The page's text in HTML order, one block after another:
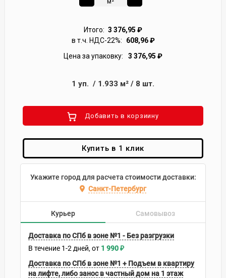
м²
Итого: 3 376,95 ₽
в т.ч. НДС-22%:
608,96₽
Цена за упаковку:
3 376,95 ₽
1 уп. / 1.933 м² / 8 шт.
Добавить в корзиину
Купить в 1 клик
Укажите город для расчета стоимости доставки:
Санкт-Петербург
Курьер Самовывоз
Доставка по СПб в зоне №1 - Без разгрузки
В течение 1-2 дней 1 990₽
Доставка по СПб в зоне №1 + Подъем в квартиру
на лифте, либо занос в частный дом на 1 этаж